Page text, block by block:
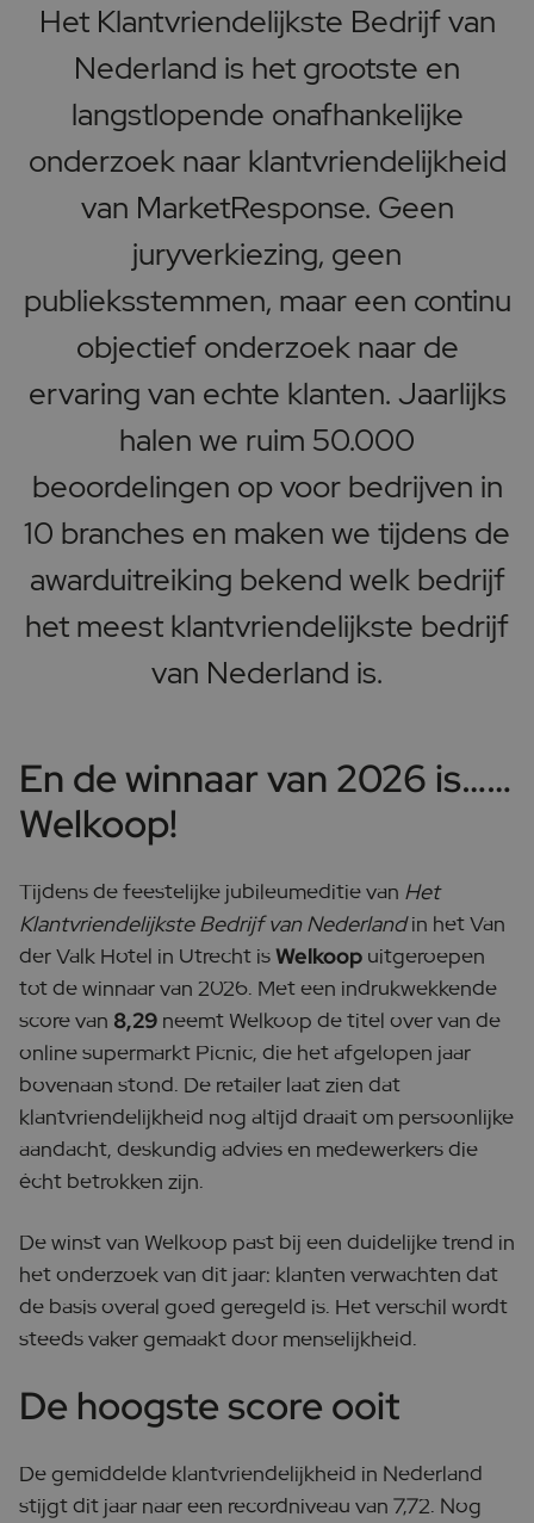
Het Klantvriendelijkste Bedrijf van
Nederland is het grootste en
langstlopende onafhankelijke
onderzoek naar klantvriendelijkheid
van MarketResponse. Geen
juryverkiezing, geen
publieksstemmen, maar een continu
objectief onderzoek naar de
ervaring van echte klanten. Jaarlijks
halen we ruim 50.000
beoordelingen op voor bedrijven in
10 branches en maken we tijdens de
awarduitreiking bekend welk bedrijf
het meest klantvriendelijkste bedrijf
van Nederland is.
En de winnaar van 2026 is……
Welkoop!
Tijdens de feestelijke jubileumeditie van Het
Klantvriendelijkste Bedrijf van Nederlandin het Van
der Valk Hotel in Utrecht isWelkoop uitgeroepen
tot de winnaar van 2026. Met een indrukwekkende
score van 8,29 neemt Welkoop de titel over van de
online supermarkt Picnic, die het afgelopen jaar
bovenaan stond. De retailer laat zien dat
klantvriendelijkheid nog altijd draait om persoonlijke
aandacht, deskundig advies en medewerkers die
écht betrokken zijn.
De winst van Welkoop past bij een duidelijke trend in
het onderzoek van dit jaar: klanten verwachten dat
de basis overal goed geregeld is. Het verschil wordt
steeds vaker gemaakt door menselijkheid.
De hoogste score ooit
De gemiddelde klantvriendelijkheid in Nederland
stijgt dit jaar naar een recordniveau van 7,72. Nog